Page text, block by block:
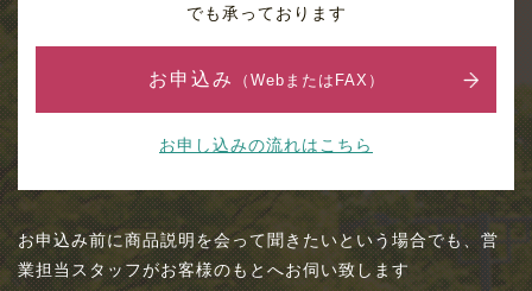
でも承っております
お申込み （WebまたはFAX）
お申し込みの流れはこちら
お申込み前に商品説明を会って聞きたいという場合でも、営
業担当スタッフがお客様のもとへお伺い致します